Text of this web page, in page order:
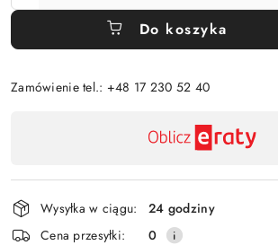
Do koszyka
Zamówienie tel.: +48 17 230 52 40
płatność
i
dostawa
Wysyłka w ciągu:
24 godziny
Cena przesyłki:
0